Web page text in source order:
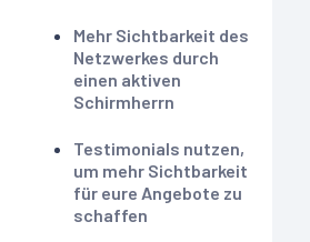
Mehr Sichtbarkeit des
Netzwerkes durch
einen aktiven
Schirmherrn
Testimonials nutzen,
um mehr Sichtbarkeit
für eure Angebote zu
schaffen